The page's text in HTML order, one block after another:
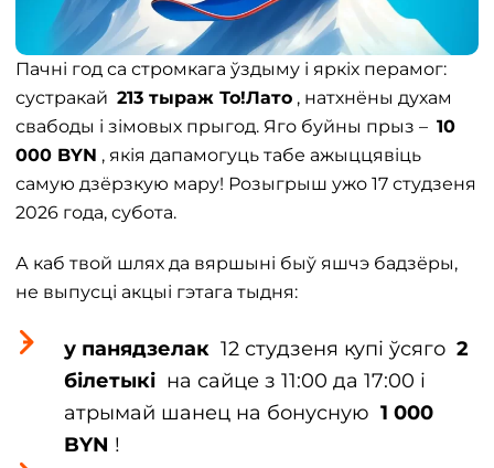
Пачні год са стромкага ўздыму і яркіх перамог:
сустракай 213 тыраж То!Лато , натхнёны духам
свабоды і зімовых прыгод. Яго буйны прыз – 10
000 BYN , якія дапамогуць табе ажыццявіць
самую дзёрзкую мару! Розыгрыш ужо 17 студзеня
2026 года, субота.
А каб твой шлях да вяршыні быў яшчэ бадзёры,
не выпусці акцыі гэтага тыдня:
у панядзелак 12 студзеня купі ўсяго 2
білетыкі на сайце з 11:00 да 17:00 і
атрымай шанец на бонусную 1 000
BYN !